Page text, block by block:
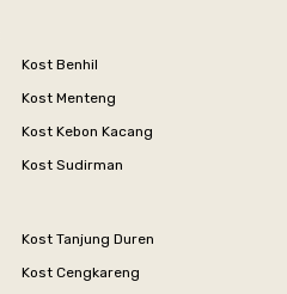
Kost Benhil
Kost Menteng
Kost Kebon Kacang
Kost Sudirman
Kost Tanjung Duren
Kost Cengkareng